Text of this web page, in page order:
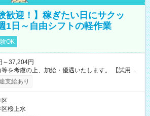
歓迎！】稼ぎたい日にサクッ
1日～自由シフトの軽作業
OK
～37,204円
考慮の上、加給・優遇いたします。 【試用期
なし
支給あり
区
区桜上水